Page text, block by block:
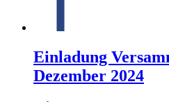
Einladung
Dezember 2024